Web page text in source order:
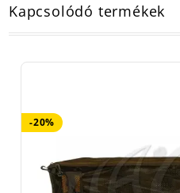
Kapcsolódó termékek
-20%